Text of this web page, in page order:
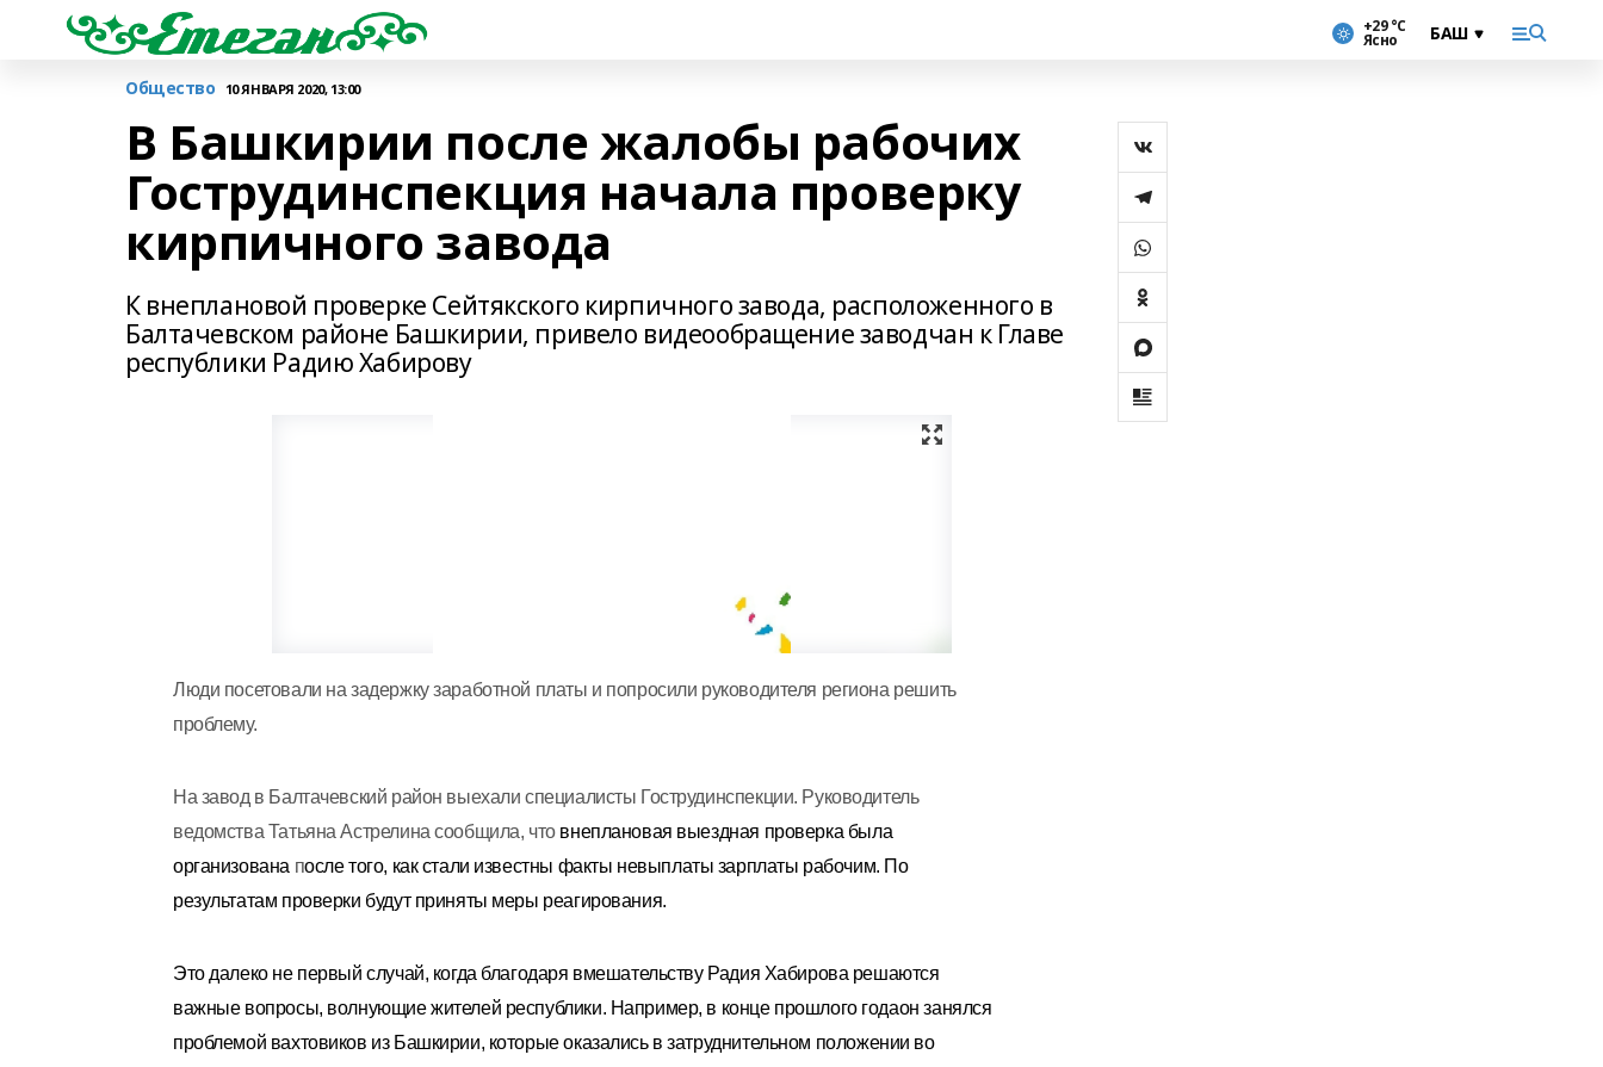
+29 °С
Ясно
Общество 10 ЯНВАРЯ 2020, 13:00
В Башкирии после жалобы рабочих
Гострудинспекция начала проверку
кирпичного завода
К внеплановой проверке Сейтякского кирпичного завода, расположенного в
Балтачевском районе Башкирии, привело видеообращение заводчан к Главе
республики Радию Хабирову
Люди посетовали на задержку заработной платы и попросили руководителя региона решить
проблему.
На завод в Балтачевский район выехали специалисты Гострудинспекции. Руководитель
ведомства Татьяна Астрелина сообщила, что внеплановая выездная проверка была
организована после того, как стали известны факты невыплаты зарплаты рабочим. По
результатам проверки будут приняты меры реагирования.
Это далеко не первый случай, когда благодаря вмешательству Радия Хабирова решаются
важные вопросы, волнующие жителей республики. Например, в конце прошлого годаон занялся
проблемой вахтовиков из Башкирии, которые оказались взатруднительном положении во